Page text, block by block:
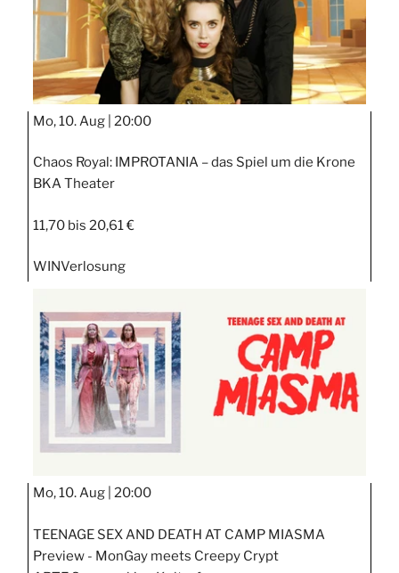
Mo, 10. Aug | 20:00
Chaos Royal: IMPROTANIA – das Spiel um die Krone
BKA Theater
11,70 bis 20,61 €
WINVerlosung
Mo, 10. Aug | 20:00
TEENAGE SEX AND DEATH AT CAMP MIASMA
Preview - MonGay meets Creepy Crypt